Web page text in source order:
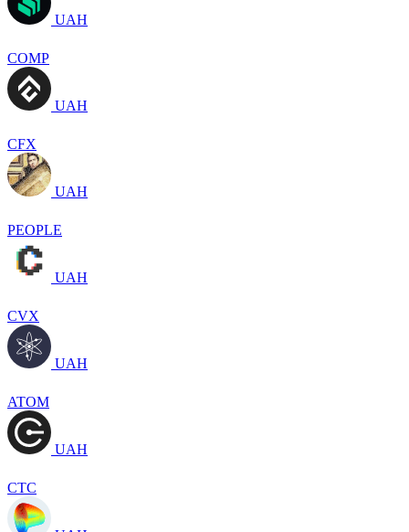
UAH
COMP
UAH
CFX
UAH
PEOPLE
UAH
CVX
UAH
ATOM
UAH
CTC